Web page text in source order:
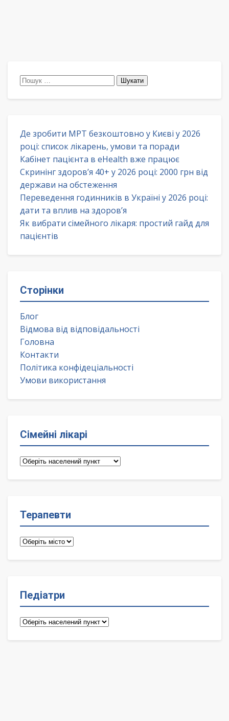
Пошук:
Де зробити МРТ безкоштовно у Києві у 2026
році: список лікарень, умови та поради
Кабінет пацієнта в eHealth вже працює
Скринінг здоров’я 40+ у 2026 році: 2000 грн від
держави на обстеження
Переведення годинників в Україні у 2026 році:
дати та вплив на здоров’я
Як вибрати сімейного лікаря: простий гайд для
пацієнтів
Сторінки
Блог
Відмова від відповідальності
Головна
Контакти
Політика конфідеціальності
Умови використання
Сімейні лікарі
Сімейні
Терапевти
Терапевти
Педіатри
Педіатри